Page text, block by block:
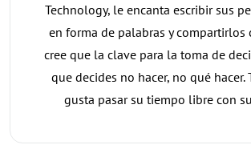
Technology, le encanta escribir sus
en forma de palabras y compartirlos
cree que la clave para la toma de
que decides no hacer, no qué hacer.
gusta pasar su tiempo libre con